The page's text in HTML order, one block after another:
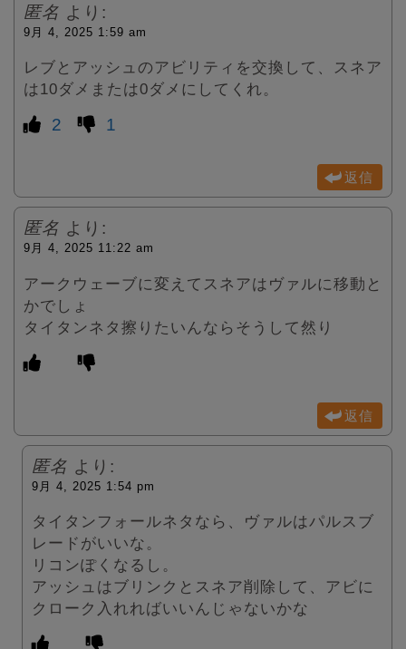
匿名 より:
9月 4, 2025 1:59 am
レブとアッシュのアビリティを交換して、スネア
は10ダメまたは0ダメにしてくれ。
2 1
返信
匿名 より:
9月 4, 2025 11:22 am
アークウェーブに変えてスネアはヴァルに移動と
かでしょ
タイタンネタ擦りたいんならそうして然り
返信
匿名 より:
9月 4, 2025 1:54 pm
タイタンフォールネタなら、ヴァルはパルスブ
レードがいいな。
リコンぽくなるし。
アッシュはブリンクとスネア削除して、アビに
クローク入れればいいんじゃないかな